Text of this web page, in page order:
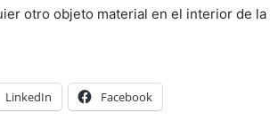
otro objeto material en el interior de la
LinkedIn Facebook